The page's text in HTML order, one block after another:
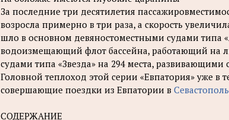
За последние три десятилетия
возросла примерно в три раза, а скорость
шло в основном девяностоместными судами типа
водоизмещающий флот бассейна, работающий на
судами типа «Звезда» на 294 места, развивающими
Головной теплоход этой серии «Евпатория» уже в
совершающие поездки из Евпатории в Севастополь
СОДЕРЖАНИЕ